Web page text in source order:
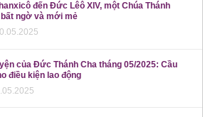
đến Đức Lêô XIV, một Chúa Thánh
bất ngờ và mới mẻ
của Đức Thánh Cha tháng 05/2025: Cầu
điều kiện lao động